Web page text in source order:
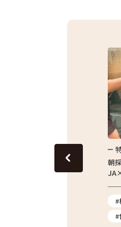
の田んぼ。青梅・東京繁
朝
#
#